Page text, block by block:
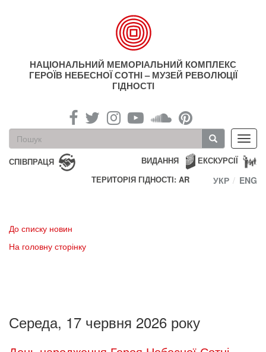
НАЦІОНАЛЬНИЙ МЕМОРІАЛЬНИЙ КОМПЛЕКС
ГЕРОЇВ НЕБЕСНОЇ СОТНІ – МУЗЕЙ РЕВОЛЮЦІЇ
ГІДНОСТІ
Пошукова
форма
Пошук
СПІВПРАЦЯ ЕКСКУРСІЇ
ВИДАННЯ
ТЕРИТОРІЯ ГІДНОСТІ: AR
УКР ENG
До списку новин
На головну сторінку
Середа, 17 червня 2026 року